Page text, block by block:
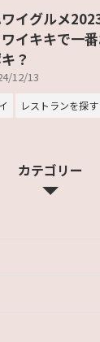
ワイグルメ
イキキで一
？
12/13
レストランを探す
カテゴリー